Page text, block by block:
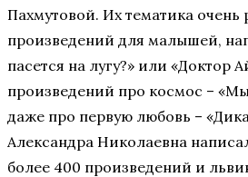
Пахмутовой. Их тематика очень
произведений для малышей,
пасется на лугу?» или «Доктор
произведений про космос –
даже про первую любовь –
Александра Николаевна
более 400 произведений и